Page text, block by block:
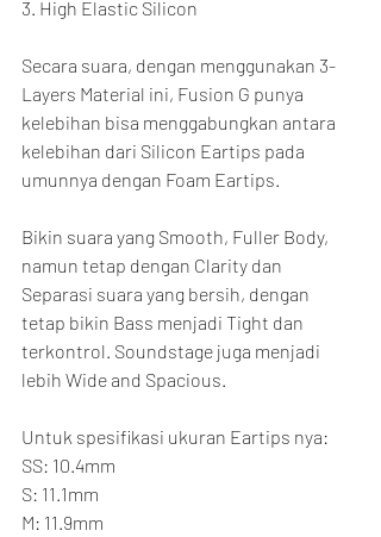
3. High Elastic Silicon
Secara suara, dengan menggunakan 3-
Layers Material ini, Fusion G punya
kelebihan bisa menggabungkan antara
kelebihan dari Silicon Eartips pada
umunnya dengan Foam Eartips.
Bikin suara yang Smooth, Fuller Body,
namun tetap dengan Clarity dan
Separasi suara yang bersih, dengan
tetap bikin Bass menjadi Tight dan
terkontrol. Soundstage juga menjadi
lebih Wide and Spacious.
Untuk spesifikasi ukuran Eartips nya:
SS: 10.4mm
S: 11.1mm
M: 11.9mm